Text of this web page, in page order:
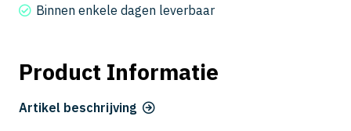
aantalBinnen enkele dagen leverbaar
Product Informatie
Artikel beschrijving